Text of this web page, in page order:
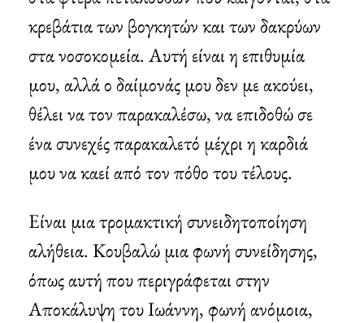
κρεβάτια των βογκητών και των δακρύων
στα νοσοκομεία. Αυτή είναι η επιθυμία
μου, αλλά ο δαίμονάς μου δεν με ακούει,
θέλει να τον παρακαλέσω, να επιδοθώ σε
ένα συνεχές παρακαλετό μέχρι η καρδιά
μου να καεί από τον πόθο του τέλους.
Είναι μια τρομακτική συνειδητοποίηση
αλήθεια. Κουβαλώ μια φωνή συνείδησης,
όπως αυτή που περιγράφεται στην
Αποκάλυψη του Ιωάννη, φωνή ανόμοια,